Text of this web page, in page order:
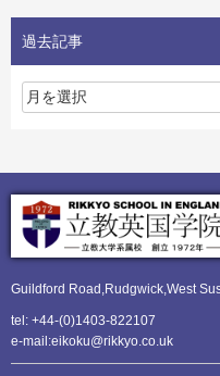
過去記事
Guildford Road,Rudgwick,West
tel: +44-(0)1403-822107
e-mail:eikoku@rikkyo.co.uk